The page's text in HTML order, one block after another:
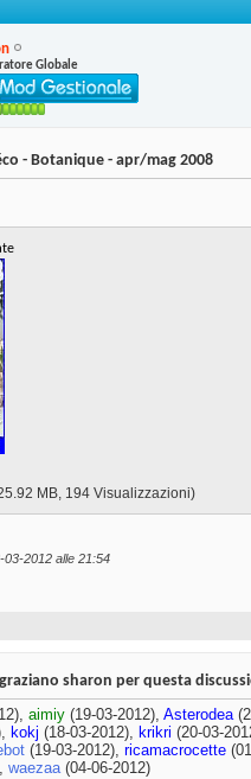
Globale
- Botanique - apr/mag 2008
MB, 194 Visualizzazioni)
03-2012 alle 21:54
sharon per questa
aimiy (19-03-2012), Asterodea
kokj (18-03-2012), krikri (20-03-
(19-03-2012), ricamacrocette
waezaa(04-06-2012)